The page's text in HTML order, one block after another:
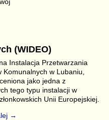
(WIDEO)
Instalacja Przetwarzania
Komunalnych w Lubaniu,
jako jedna z
tego typu instalacji w
Unii Europejskiej.
→